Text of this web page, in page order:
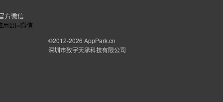
方微信
©2012-2026 AppPark.cn
深圳市致宇天承科技有限公司